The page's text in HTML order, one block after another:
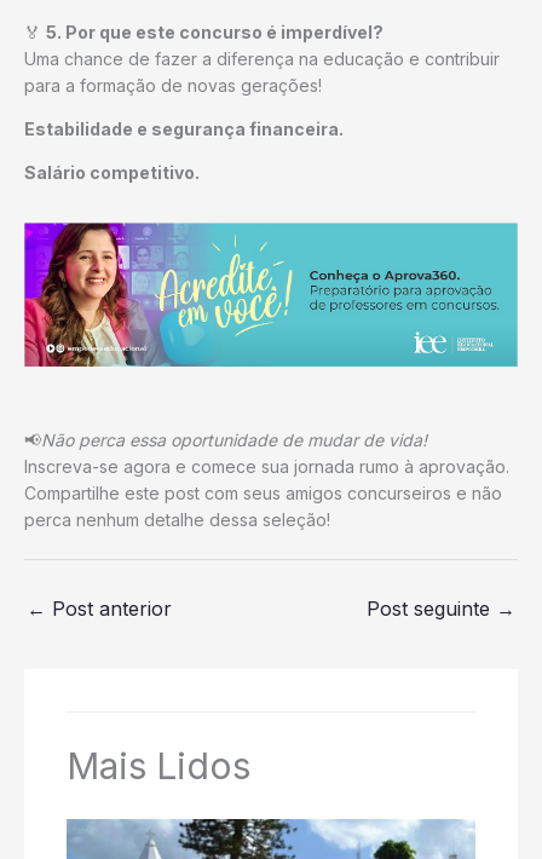
🏅 5. Por que este concurso é imperdível?
Uma chance de fazer a diferença na educação e contribuir
para a formação de novas gerações!
Estabilidade e segurança financeira.
Salário competitivo.
📢Não perca essa oportunidade de mudar de vida!
Inscreva-se agora e comece sua jornada rumo à aprovação.
Compartilhe este post com seus amigos concurseiros e não
perca nenhum detalhe dessa seleção!
← Post anterior Post seguinte →
Mais Lidos